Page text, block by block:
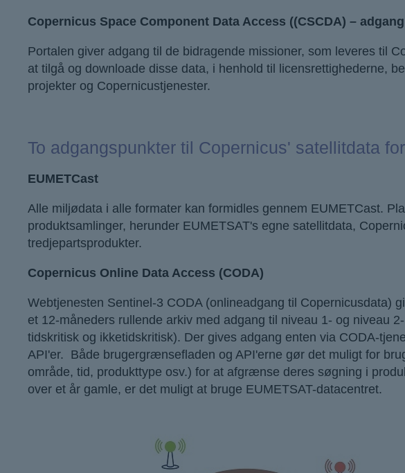
Copernicus Space Component Data Access ((CSCDA) –
Portalen giver adgang til de bidragende missioner, som leveres til
at tilgå og downloade disse data, i henhold til licensrettighederne,
projekter og Copernicustjenester.
To adgangspunkter til Copernicus' satellitdata
EUMETCast
Alle miljødata i alle formater kan formidles gennem EUMETCast.
produktsamlinger, herunder EUMETSAT's egne satellitdata,
tredjepartsprodukter.
Copernicus Online Data Access (CODA)
Webtjenesten Sentinel-3 CODA (onlineadgang til Copernicusdata)
et 12-måneders rullende arkiv med adgang til niveau 1- og niveau
tidskritisk og ikketidskritisk). Der gives adgang enten via CODA-
API'er. Både brugergrænsefladen og API'erne gør det muligt for
område, tid, produkttype osv.) for at afgrænse deres søgning i
over et år gamle, er det muligt at bruge EUMETSAT-datacentret.